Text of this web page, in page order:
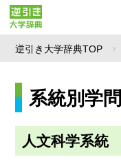
逆引き大学辞典TOP
系統別学
人文科学系統